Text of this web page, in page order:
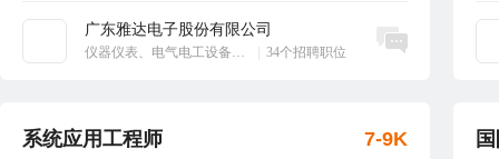
广东雅达电子股份有限公司
仪器仪表、电气电工设备、工业自动化 34个招聘职位
立即沟通
系统应用工程师 7-9K